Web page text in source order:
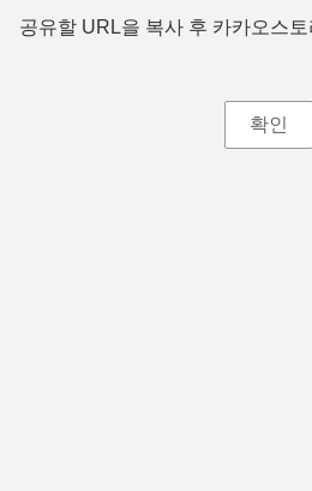
공유할 URL을 복사 후 카카오스
확인